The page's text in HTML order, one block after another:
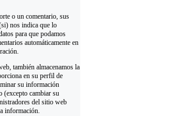
o un comentario, sus
nos indica que lo
para que podamos
automáticamente en
también almacenamos la
en su perfil de
su información
(excepto cambiar su
del sitio web
información.